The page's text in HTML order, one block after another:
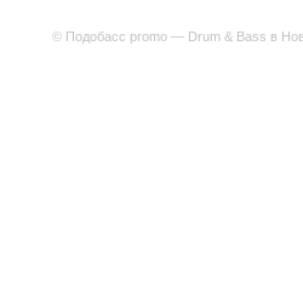
© Подобасс promo — Drum & Bass в